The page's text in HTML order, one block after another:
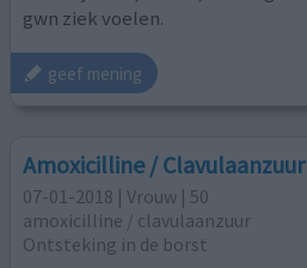
gwn ziek voelen.
geef mening
Amoxicilline / Clavulaanzuur
07-01-2018 | Vrouw | 50
amoxicilline / clavulaanzuur
Ontsteking in de borst